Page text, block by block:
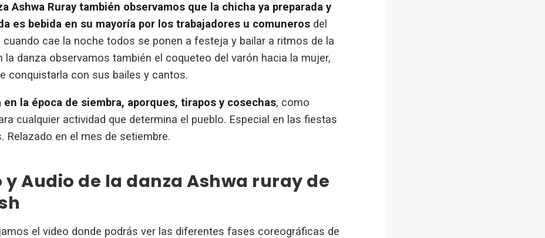
Ashwa Ruray también observamos que la chicha ya preparada y
es bebida en su mayoría por los trabajadores u comuneros del
cuando cae la noche todos se ponen a festeja y bailar a ritmos de la
la danza observamos también el coqueteo del varón hacia la mujer,
conquistarla con sus bailes y cantos.
en la época de siembra, aporques, tirapos y cosechas, como
cualquier actividad que determina el pueblo. Especial en las fiestas
Relazado en el mes de setiembre.
y Audio de la danza Ashwa ruray de
el video donde podrás ver las diferentes fases coreográficas de